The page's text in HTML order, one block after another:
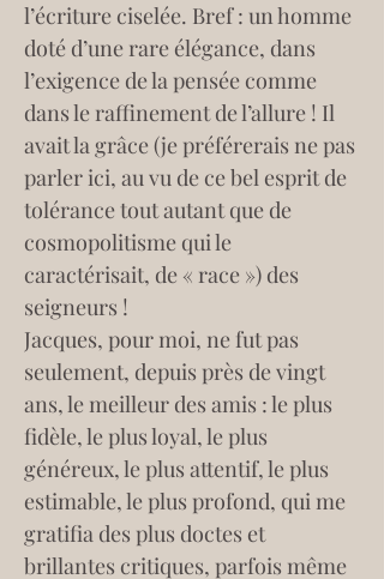
l’écriture ciselée. Bref : un homme
doté d’une rare élégance, dans
l’exigence de la pensée comme
dans le raffinement de l’allure ! Il
avait la grâce (je préférerais ne pas
parler ici, au vu de ce bel esprit de
tolérance tout autant que de
cosmopolitisme qui le
caractérisait, de « race ») des
seigneurs !
Jacques, pour moi, ne fut pas
seulement, depuis près de vingt
ans, le meilleur des amis : le plus
fidèle, le plus loyal, le plus
généreux, le plus attentif, le plus
estimable, le plus profond, qui me
gratifia des plus doctes et
brillantes critiques, parfois même